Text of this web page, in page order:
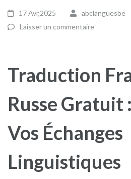
17 Avr,2025
abclanguesbe
Laisser un commentaire
Traduction
Russe Gratuit
Vos Échanges
Linguistiques